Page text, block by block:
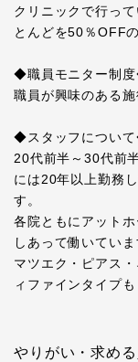
クリニックで行っ
とんどを50％OFF
◆職員モニター制
職員が興味のある
◆スタッフについ
20代前半～30代前
には20年以上勤務
す。
各院ともにアット
しあって働いていま
マツエク・ピアス
ィファインタイプ
やりがい・求め